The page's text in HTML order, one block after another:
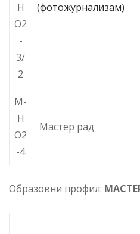
Н
О2
-
3/
2
(фотожурнализам)
М-
Н
О2
-4
Мастер рад
Образовни профил: